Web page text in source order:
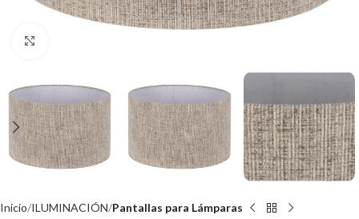
Inicio ILUMINACIÓN Pantallas para Lámparas